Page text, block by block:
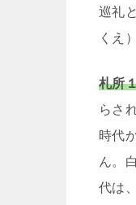
巡礼
くえ
札所
らさ
時代
ん。
代は